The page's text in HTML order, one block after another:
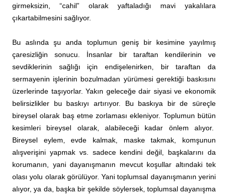
girmeksizin, “cahil” olarak yaftaladığı mavi yakalılara
çıkartabilmesini sağlıyor.
Bu aslında şu anda toplumun geniş bir kesimine yayılmış
çaresizliğin sonucu. İnsanlar bir taraftan kendilerinin ve
sevdiklerinin sağlığı için endişelenirken, bir taraftan da
sermayenin işlerinin bozulmadan yürümesi gerektiği baskısını
üzerlerinde taşıyorlar. Yakın geleceğe dair siyasi ve ekonomik
belirsizlikler bu baskıyı artırıyor. Bu baskıya bir de süreçle
bireysel olarak baş etme zorlaması ekleniyor. Toplumun bütün
kesimleri bireysel olarak, alabileceği kadar önlem alıyor.
Bireysel eylem, evde kalmak, maske takmak, komşunun
alışverişini yapmak vs. sadece kendini değil, başkalarını da
korumanın, yani dayanışmanın mevcut koşullar altındaki tek
olası yolu olarak görülüyor. Yani toplumsal dayanışmanın yerini
alıyor, ya da, başka bir şekilde söylersek, toplumsal dayanışma